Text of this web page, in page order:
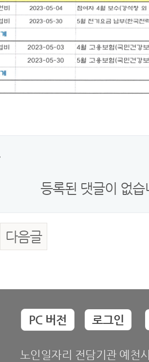
등록된 댓글이 없습
다음글
PC 버전 로그인
노인일자리 전담기관 예천